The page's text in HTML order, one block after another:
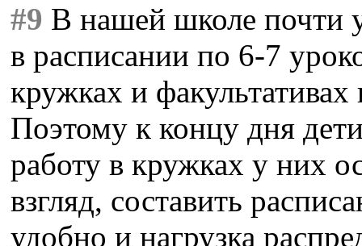
#9 В нашей школе почти
в расписании по 6-7
кружках и
Поэтому к концу дня
работу в кружках у них
взгляд, составить
удобно и нагрузка